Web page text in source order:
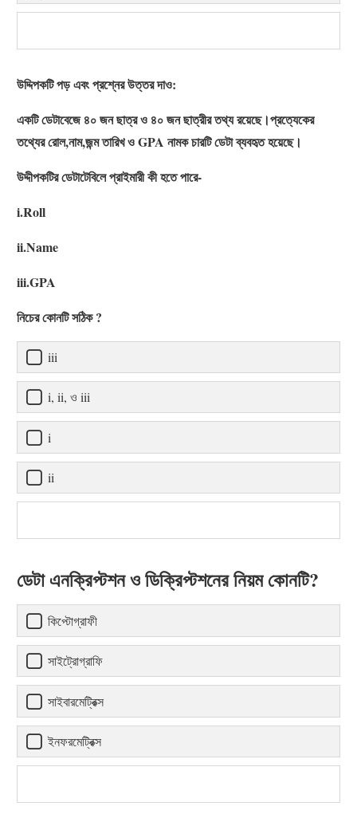
উদ্দিপকটি পড় এবং প্রশ্নের উত্তর দাও:
একটি ডেটাবেজে ৪০ জন ছাত্র ও ৪০ জন ছাত্রীর তথ্য রয়েছে।প্রত্যেকের
তথ্যের রোল,নাম,জন্ম তারিখ ও GPA নামক চারটি ডেটা ব্যবহৃত হয়েছে।
উদ্দীপকটির ডেটাটেবিলে প্রাইমারী কী হতে পারে-
i.Roll
ii.Name
iii.GPA
নিচের কোনটি সঠিক ?
iii
i, ii, ও iii
i
ii
ডেটা এনক্রিপ্টশন ও ডিক্রিপ্টশনের নিয়ম কোনটি?
কিপ্টোগ্রাফী
সাইট্রোগ্রাফি
সাইবারমেট্রিক্স
ইনফরমেট্রিক্স